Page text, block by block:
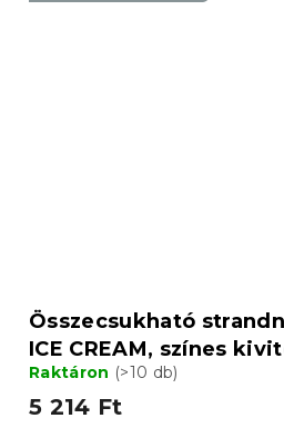
Összecsukható
ICE CREAM, színes
Raktáron (>10 db)
5 214 Ft